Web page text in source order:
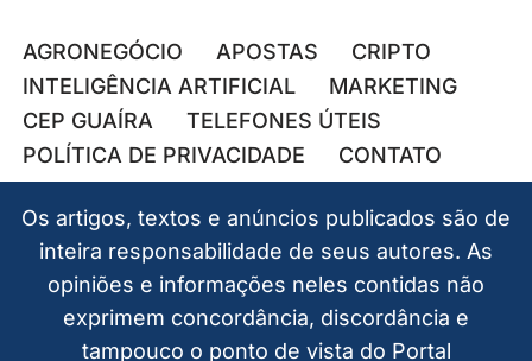
AGRONEGÓCIO APOSTAS
CRIPTO
INTELIGÊNCIA ARTIFICIAL
MARKETING
CEP GUAÍRA
TELEFONES ÚTEIS
POLÍTICA DE PRIVACIDADE
CONTATO
Os artigos, textos e anúncios publicados são de
inteira responsabilidade de seus autores. As
opiniões e informações neles contidas não
exprimem concordância, discordância e
tampouco o ponto de vista do Portal